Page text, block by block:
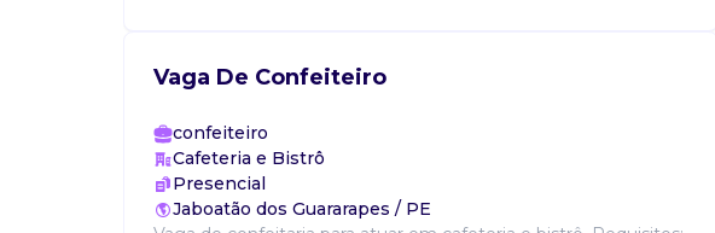
Vaga De Confeiteiro
confeiteiro
Cafeteria e Bistrô
Presencial
Jaboatão dos Guararapes / PE